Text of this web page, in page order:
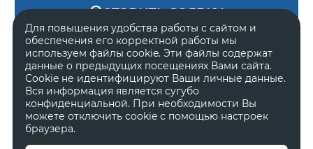
Оставить заявку
Zeekr 8X
Ultra
11 800 000 ₽
Для повышения удобства работы с сайтом и
обеспечения его корректной работы мы
используем файлы cookie. Эти файлы содержат
данные о предыдущих посещениях Вами сайта.
Cookie не идентифицируют Ваши личные данные.
Вся информация является сугубо
конфиденциальной. При необходимости Вы
можете отключить cookie с помощью настроек
браузера.